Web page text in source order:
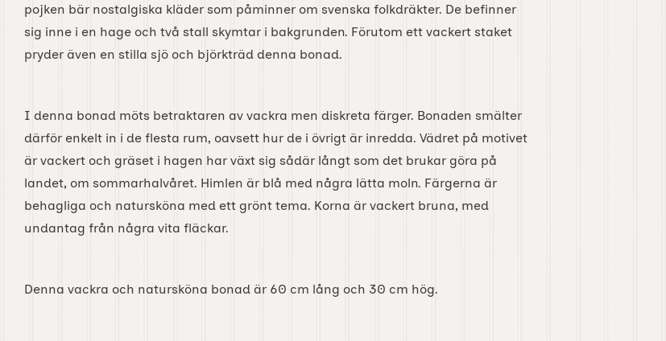
pojken bär nostalgiska kläder som påminner om svenska folkdräkter. De befinner
sig inne i en hage och två stall skymtar i bakgrunden. Förutom ett vackert staket
pryder även en stilla sjö och björkträd denna bonad.
I denna bonad möts betraktaren av vackra men diskreta färger. Bonaden smälter
därför enkelt in i de flesta rum, oavsett hur de i övrigt är inredda. Vädret på motivet
är vackert och gräset i hagen har växt sig sådär långt som det brukar göra på
landet, om sommarhalvåret. Himlen är blå med några lätta moln. Färgerna är
behagliga och natursköna med ett grönt tema. Korna är vackert bruna, med
undantag från några vita fläckar.
Denna vackra och natursköna bonad är 60 cm lång och 30 cm hög.